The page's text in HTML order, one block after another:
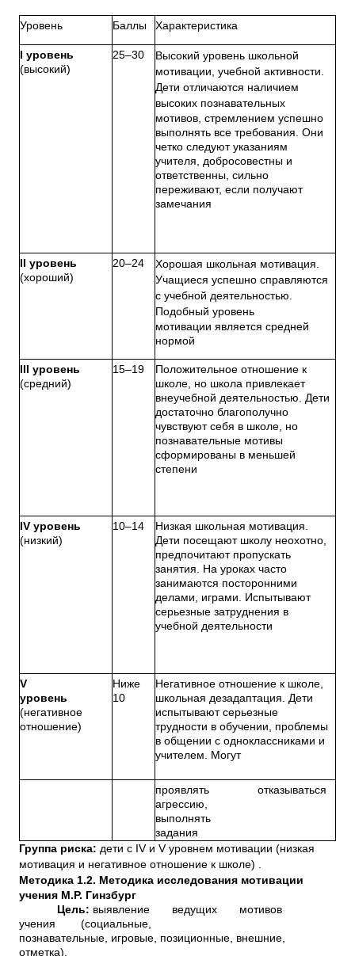
Уровень Баллы Характеристика
I уровень
(высокий)
25–30
Высокий уровень школьной
мотивации, учебной активности.
Дети отличаются наличием
высоких познавательных
мотивов, стремлением успешно
выполнять все требования. Они
четко следуют указаниям
учителя, добросовестны и
ответственны, сильно
переживают, если получают
замечания
II уровень
(хороший)
20–24
Хорошая школьная мотивация.
Учащиеся успешно справляются
с учебной деятельностью.
Подобный уровень
мотивации является средней
нормой
III уровень
(средний)
15–19
Положительное отношение к
школе, но школа привлекает
внеучебной деятельностью. Дети
достаточно благополучно
чувствуют себя в школе, но
познавательные мотивы
сформированы в меньшей
степени
IV уровень
(низкий)
10–14
Низкая школьная мотивация.
Дети посещают школу неохотно,
предпочитают пропускать
занятия. На уроках часто
занимаются посторонними
делами, играми. Испытывают
серьезные затруднения в
учебной деятельности
V
уровень
(негативное
отношение)
Ниже
10
Негативное отношение к школе,
школьная дезадаптация. Дети
испытывают серьезные
трудности в обучении, проблемы
в общении с одноклассниками и
учителем. Могут
проявлять
агрессию,
выполнять
задания
отказываться
Группа риска: дети с IV и V уровнем мотивации (низкая
мотивация и негативное отношение к школе) .
Методика 1.2. Методика исследования мотивации
учения М.Р. Гинзбург
Цель: выявление ведущих мотивов
учения (социальные,
познавательные, игровые, позиционные, внешние,
отметка).